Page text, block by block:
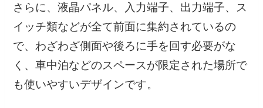
さらに、液晶パネル、入力端子、出力端子、ス
イッチ類などが全て前面に集約されているの
で、わざわざ側面や後ろに手を回す必要がな
く、車中泊などのスペースが限定された場所で
も使いやすいデザインです。